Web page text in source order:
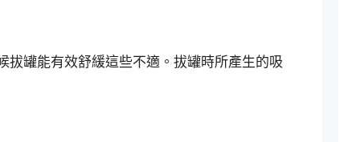
罐能有效舒緩這些不適。拔罐時所產生的吸